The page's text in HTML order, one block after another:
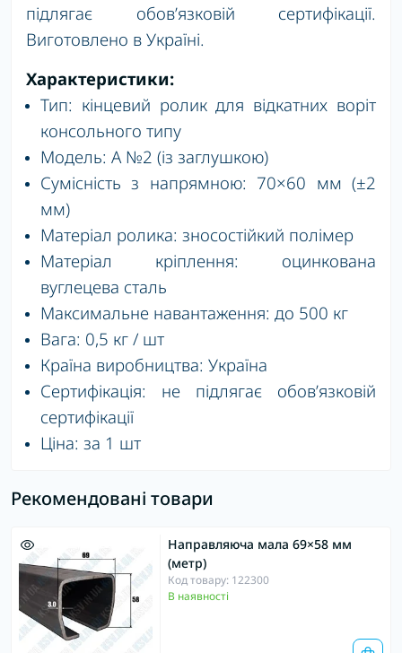
підлягає обов’язковій сертифікації.
Виготовлено в Україні.
Характеристики:
Тип: кінцевий ролик для відкатних воріт
консольного типу
Модель: А №2 (із заглушкою)
Сумісність з напрямною: 70×60 мм (±2
мм)
Матеріал ролика: зносостійкий полімер
Матеріал кріплення: оцинкована
вуглецева сталь
Максимальне навантаження: до 500 кг
Вага: 0,5 кг / шт
Країна виробництва: Україна
Сертифікація: не підлягає обов’язковій
сертифікації
Ціна: за 1 шт
Рекомендовані товари
Направляюча мала 69×58 мм
(метр)
Код товару: 122300
В наявності